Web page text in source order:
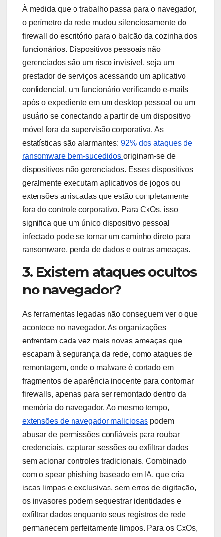
À medida que o trabalho passa para o navegador,
o perímetro da rede mudou silenciosamente do
firewall do escritório para o balcão da cozinha dos
funcionários. Dispositivos pessoais não
gerenciados são um risco invisível, seja um
prestador de serviços acessando um aplicativo
confidencial, um funcionário verificando e-mails
após o expediente em um desktop pessoal ou um
usuário se conectando a partir de um dispositivo
móvel fora da supervisão corporativa. As
estatísticas são alarmantes: 92% dos ataques de
ransomware bem-sucedidos originam-se de
dispositivos não gerenciados. Esses dispositivos
geralmente executam aplicativos de jogos ou
extensões arriscadas que estão completamente
fora do controle corporativo. Para CxOs, isso
significa que um único dispositivo pessoal
infectado pode se tornar um caminho direto para
ransomware, perda de dados e outras ameaças.
3. Existem ataques ocultos
no navegador?
As ferramentas legadas não conseguem ver o que
acontece no navegador. As organizações
enfrentam cada vez mais novas ameaças que
escapam à segurança da rede, como ataques de
remontagem, onde o malware é cortado em
fragmentos de aparência inocente para contornar
firewalls, apenas para ser remontado dentro da
memória do navegador. Ao mesmo tempo,
extensões de navegador maliciosas podem
abusar de permissões confiáveis ​​para roubar
credenciais, capturar sessões ou exfiltrar dados
sem acionar controles tradicionais. Combinado
com o spear phishing baseado em IA, que cria
iscas limpas e exclusivas, sem erros de digitação,
os invasores podem sequestrar identidades e
exfiltrar dados enquanto seus registros de rede
permanecem perfeitamente limpos. Para os CxOs,